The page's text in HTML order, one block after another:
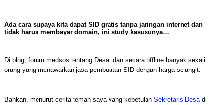
Ada cara supaya kita dapat SID gratis tanpa jaringan internet dan
tidak harus membayar domain, ini study kasusunya…
Di blog, forum medsos tentang Desa, dan secara offline banyak sekali
orang yang menawarkan jasa pembuatan SID dengan harga selangit.
Bahkan, menurut cerita teman saya yang kebetulan Sekretaris Desadi